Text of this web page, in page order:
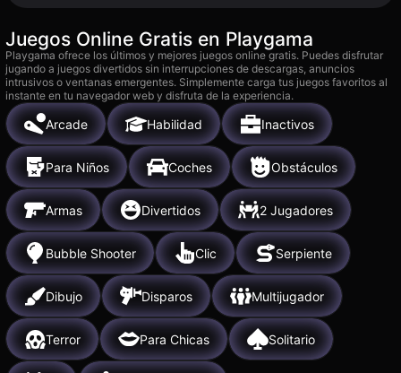
Juegos Online Gratis en Playgama
Playgama ofrece los últimos y mejores juegos online gratis. Puedes disfrutar
jugando a juegos divertidos sin interrupciones de descargas, anuncios
intrusivos o ventanas emergentes. Simplemente carga tus juegos favoritos al
instante en tu navegador web y disfruta de la experiencia.
Arcade Habilidad Inactivos
Para Niños Coches Obstáculos
Armas Divertidos 2 Jugadores
Bubble Shooter Clic Serpiente
Dibujo Disparos Multijugador
Terror Para Chicas Solitario